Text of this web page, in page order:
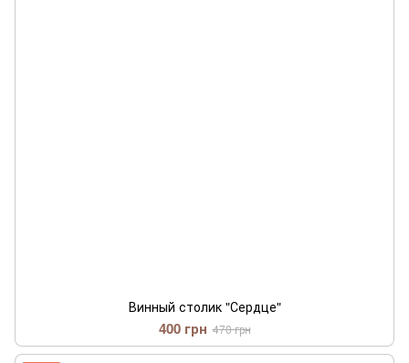
Винный столик "Сердце"
400 грн 470 грн